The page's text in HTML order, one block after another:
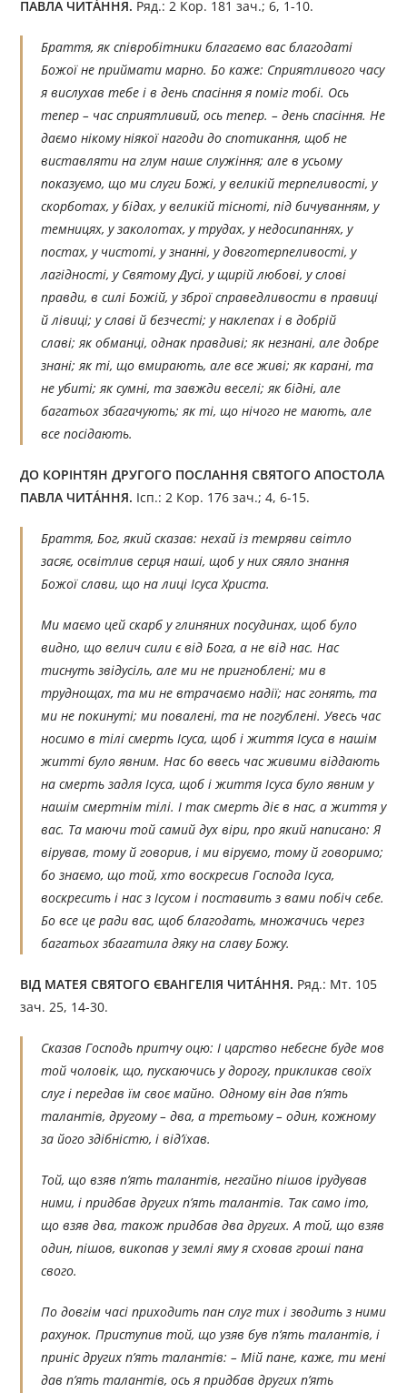
ПАВЛА ЧИТÁННЯ. Ряд.: 2 Кор. 181 зач.; 6, 1-10.
Браття, як співробітники благаємо вас благодаті
Божої не приймати марно. Бо каже: Сприятливого часу
я вислухав тебе і в день спасіння я поміг тобі. Ось
тепер – час сприятливий, ось тепер. – день спасіння. Не
даємо нікому ніякої нагоди до спотикання, щоб не
виставляти на глум наше служіння; але в усьому
показуємо, що ми слуги Божі, у великій терпеливості, у
скорботах, у бідах, у великій тісноті, під бичуванням, у
темницях, у заколотах, у трудах, у недосипаннях, у
постах, у чистоті, у знанні, у довготерпеливості, у
лагідності, у Святому Дусі, у щирій любові, у слові
правди, в силі Божій, у зброї справедливости в правиці
й лівиці; у славі й безчесті; у наклепах і в добрій
славі; як обманці, однак правдиві; як незнані, але добре
знані; як ті, що вмирають, але все живі; як карані, та
не убиті; як сумні, та завжди веселі; як бідні, але
багатьох збагачують; як ті, що нічого не мають, але
все посідають.
ДО КОРІНТЯН ДРУГОГО ПОСЛАННЯ СВЯТОГО АПОСТОЛА
ПАВЛА ЧИТÁННЯ. Ісп.: 2 Кор. 176 зач.; 4, 6-15.
Браття, Бог, який сказав: нехай із темряви світло
засяє, освітлив серця наші, щоб у них сяяло знання
Божої слави, що на лиці Ісуса Христа.
Ми маємо цей скарб у глиняних посудинах, щоб було
видно, що велич сили є від Бога, а не від нас. Нас
тиснуть звідусіль, але ми не пригноблені; ми в
труднощах, та ми не втрачаємо надії; нас гонять, та
ми не покинуті; ми повалені, та не погублені. Увесь час
носимо в тілі смерть Ісуса, щоб і життя Ісуса в нашім
житті було явним. Нас бо ввесь час живими віддають
на смерть задля Ісуса, щоб і життя Ісуса було явним у
нашім смертнім тілі. І так смерть діє в нас, а життя у
вас. Та маючи той самий дух віри, про який написано: Я
вірував, тому й говорив, і ми віруємо, тому й говоримо;
бо знаємо, що той, хто воскресив Господа Ісуса,
воскресить і нас з Ісусом і поставить з вами побіч себе.
Бо все це ради вас, щоб благодать, множачись через
багатьох збагатила дяку на славу Божу.
ВІД МАТЕЯ СВЯТОГО ЄВАНГЕЛІЯ ЧИТÁННЯ. Ряд.: Мт. 105
зач. 25, 14-30.
Сказав Господь притчу оцю: І царство небесне буде мов
той чоловік, що, пускаючись у дорогу, прикликав своїх
слуг і передав їм своє майно. Одному він дав п’ять
талантів, другому – два, а третьому – один, кожному
за його здібністю, і від’їхав.
Той, що взяв п’ять талантів, негайно пішов ірудував
ними, і придбав других п’ять талантів. Так само іто,
що взяв два, також придбав два других. А той, що взяв
один, пішов, викопав у землі яму я сховав гроші пана
свого.
По довгім часі приходить пан слуг тих і зводить з ними
рахунок. Приступив той, що узяв був п’ять талантів, і
приніс других п’ять талантів: – Мій пане, каже, ти мені
дав п’ять талантів, ось я придбав других п’ять